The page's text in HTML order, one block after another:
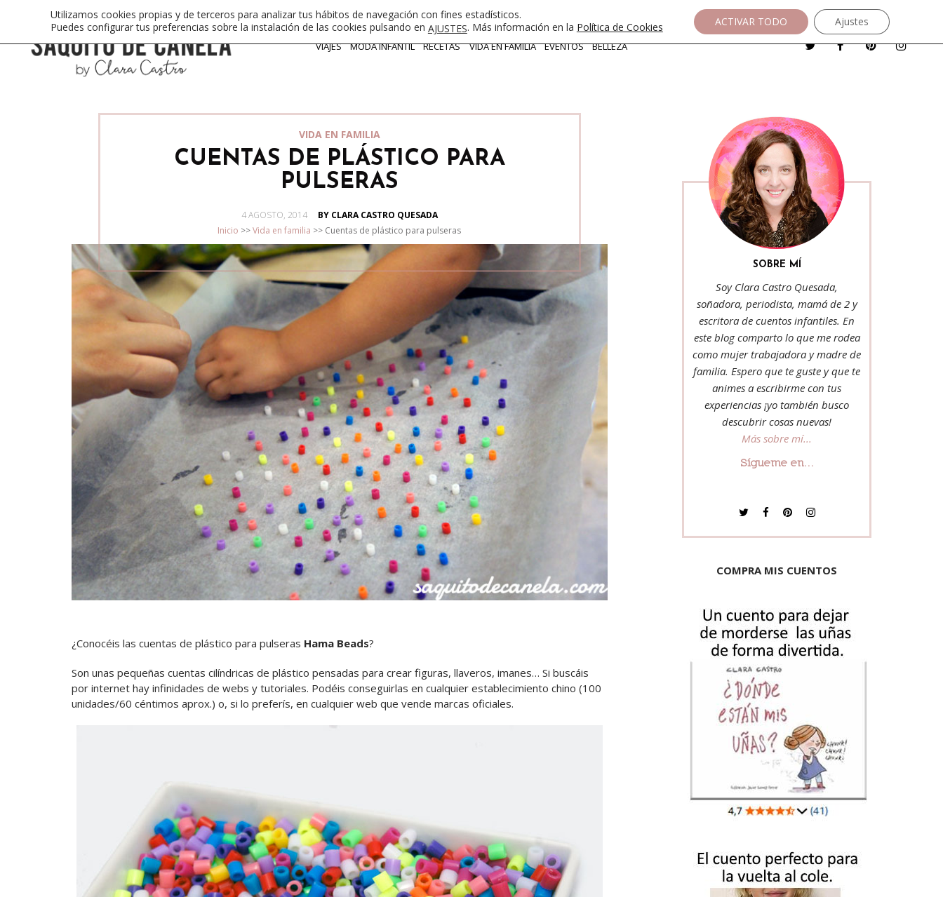
VIAJES MODA INFANTIL RECETAS VIDA EN FAMILIA EVENTOS BELLEZA
VIDA EN FAMILIA
CUENTAS DE PLÁSTICO PARA
PULSERAS
POSTED
4 AGOSTO, 2014
BY CLARA CASTRO QUESADA
Inicio >>Vida en familia >> Cuentas de plástico para pulseras
¿Conocéis las cuentas de plástico para pulseras Hama Beads?
Son unas pequeñas cuentas cilíndricas de plástico pensadas para crear figuras, llaveros, imanes… Si buscáis
por internet hay infinidades de webs y tutoriales. Podéis conseguirlas en cualquier establecimiento chino (100
unidades/60 céntimos aprox.) o, si lo preferís, en cualquier web que vende marcas oficiales.
SOBRE MÍ
Soy Clara Castro Quesada,
soñadora, periodista, mamá de 2 y
escritora de cuentos infantiles. En
este blog comparto lo que me rodea
como mujer trabajadora y madre de
familia. Espero que te guste y que te
animes a escribirme con tus
experiencias ¡yo también busco
descubrir cosas nuevas!
Más sobre mí...
Sígueme en...
COMPRA MIS CUENTOS
Utilizamos cookies propias y de terceros para analizar tus hábitos de navegación con fines estadísticos.
Puedes configurar tus preferencias sobre la instalación de las cookies pulsando en AJUSTES. Más información en la Política de Cookies ACTIVAR TODO Ajustes